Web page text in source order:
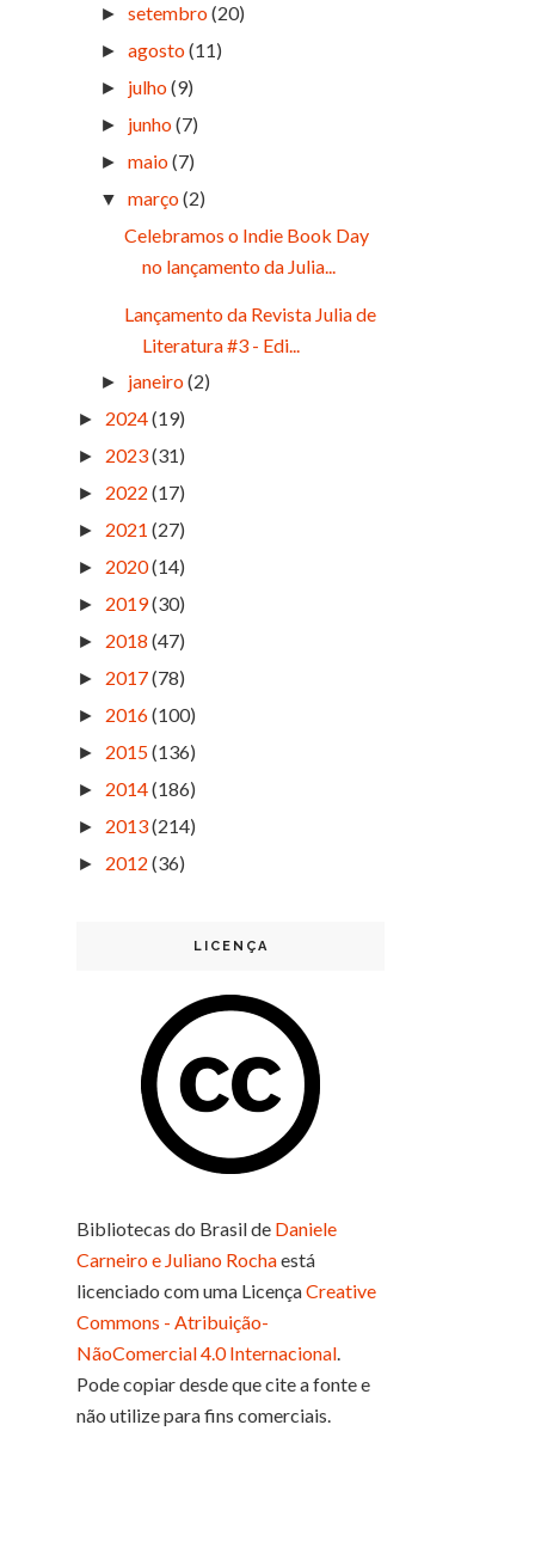
►setembro(20)
►agosto(11)
► julho(9)
► junho(7)
►maio(7)
▼ março(2)
Celebramos o Indie Book Day
no lançamento da Julia...
Lançamento da Revista Julia de
Literatura #3 - Edi...
► janeiro(2)
► 2024(19)
► 2023(31)
► 2022 (17)
► 2021 (27)
► 2020(14)
► 2019(30)
► 2018 (47)
► 2017(78)
► 2016(100)
► 2015(136)
► 2014(186)
► 2013(214)
► 2012 (36)
LICENÇA
Bibliotecas do Brasilde Daniele
Carneiro e Juliano Rochaestá
licenciado com uma LicençaCreative
Commons - Atribuição-
NãoComercial 4.0 Internacional.
Pode copiar desde que cite a fonte e
não utilize para fins comerciais.